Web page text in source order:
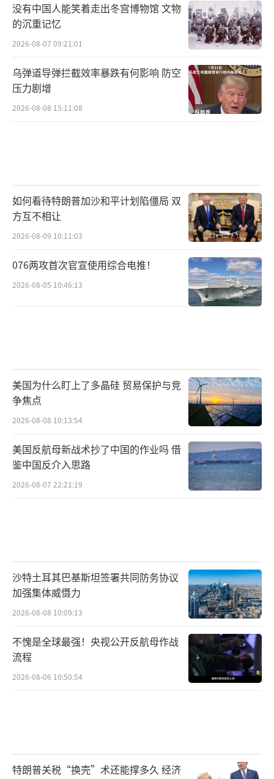
没有中国人能笑着走出冬宫博物馆 文物
的沉重记忆
2026-08-07 09:21:01
乌弹道导弹拦截效率暴跌有何影响 防空
压力剧增
2026-08-08 15:11:08
如何看待特朗普加沙和平计划陷僵局 双
方互不相让
2026-08-09 10:11:03
076两攻首次官宣使用综合电推！
2026-08-05 10:46:13
美国为什么盯上了多晶硅 贸易保护与竞
争焦点
2026-08-08 10:13:54
美国反航母新战术抄了中国的作业吗 借
鉴中国反介入思路
2026-08-07 22:21:19
沙特土耳其巴基斯坦签署共同防务协议
加强集体威慑力
2026-08-08 10:09:13
不愧是全球最强！央视公开反航母作战
流程
2026-08-06 10:50:54
特朗普关税“换壳”术还能撑多久 经济